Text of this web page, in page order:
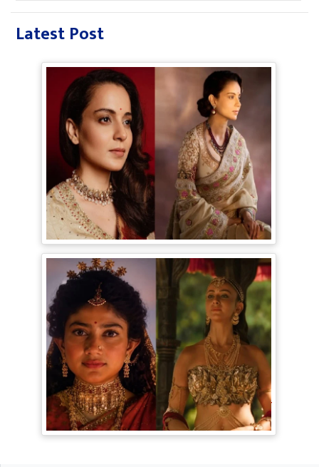
Latest Post
Bollywood Gossip: Gen Z को 'गटरछाप'
कहने वाली Kangana Ranaut के बदले सुर, दी
Digital Age में जीने की सीख
Ramayana Trailer: सीता से ज्यादा Rakul
Preet Singh की चर्चा, Shurpanakha के लुक
ने लूटी महफिल